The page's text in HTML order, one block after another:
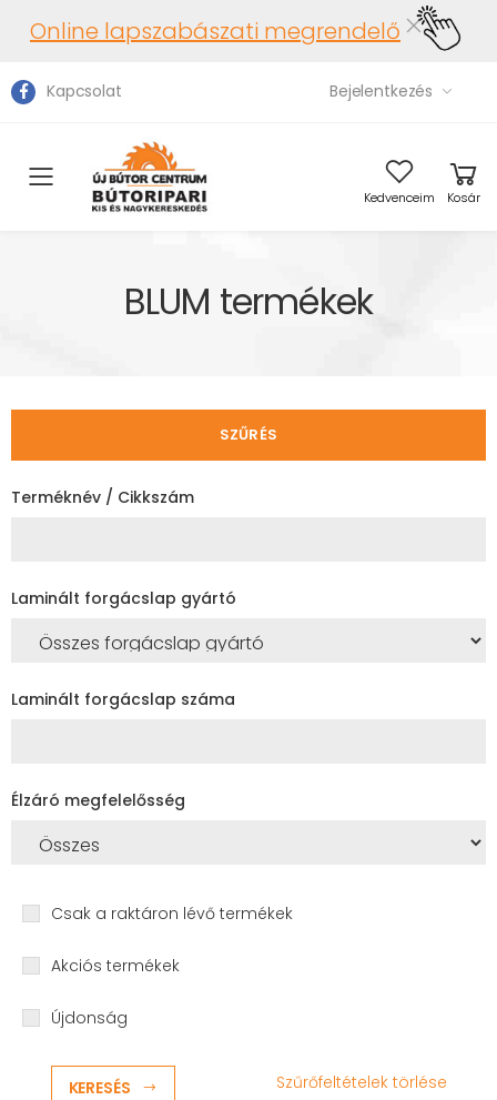
Online lapszabászati megrendelő
Kapcsolat Bejelentkezés
Toggle mobile menu Kedvenceim Kosár
BLUM termékek
SZŰRÉS
Terméknév / Cikkszám
Laminált forgácslap gyártó
Laminált forgácslap száma
Élzáró megfelelősség
Csak a raktáron lévő termékek
Akciós termékek
Újdonság
KERESÉS Szűrőfeltételek törlése